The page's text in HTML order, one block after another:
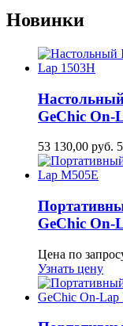
Новинки
GeСhic On-
53 130,00 руб.
GeСhic On-
Цена по
Узнать цену